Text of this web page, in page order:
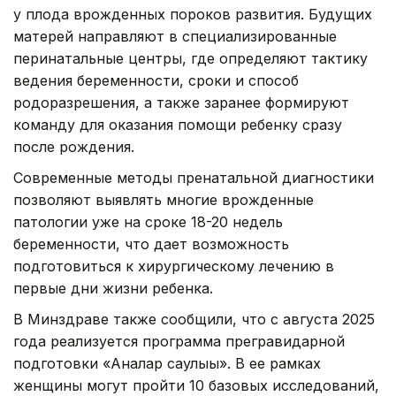
у плода врожденных пороков развития. Будущих
матерей направляют в специализированные
перинатальные центры, где определяют тактику
ведения беременности, сроки и способ
родоразрешения, а также заранее формируют
команду для оказания помощи ребенку сразу
после рождения.
Современные методы пренатальной диагностики
позволяют выявлять многие врожденные
патологии уже на сроке 18-20 недель
беременности, что дает возможность
подготовиться к хирургическому лечению в
первые дни жизни ребенка.
В Минздраве также сообщили, что с августа 2025
года реализуется программа прегравидарной
подготовки «Аналар саулығы». В ее рамках
женщины могут пройти 10 базовых исследований,